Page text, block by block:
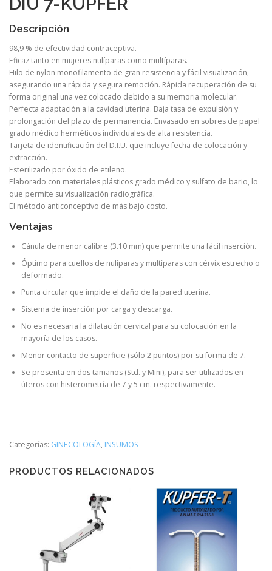
Descripción
98,9 % de efectividad contraceptiva.
Eficaz tanto en mujeres nulíparas como multíparas.
Hilo de nylon monofilamento de gran resistencia y fácil visualización,
asegurando una rápida y segura remoción. Rápida recuperación de su
forma original una vez colocado debido a su memoria molecular.
Perfecta adaptación a la cavidad uterina. Baja tasa de expulsión y
prolongación del plazo de permanencia. Envasado en sobres de papel
grado médico herméticos individuales de alta resistencia.
Tarjeta de identificación del D.I.U. que incluye fecha de colocación y
extracción.
Esterilizado por óxido de etileno.
Elaborado con materiales plásticos grado médico y sulfato de bario, lo
que permite su visualización radiográfica.
El método anticonceptivo de más bajo costo.
Ventajas
Cánula de menor calibre (3.10 mm) que permite una fácil inserción.
Óptimo para cuellos de nulíparas y multíparas con cérvix estrecho o
deformado.
Punta circular que impide el daño de la pared uterina.
Sistema de inserción por carga y descarga.
No es necesaria la dilatación cervical para su colocación en la
mayoría de los casos.
Menor contacto de superficie (sólo 2 puntos) por su forma de 7.
Se presenta en dos tamaños (Std. y Mini), para ser utilizados en
úteros con histerometría de 7 y 5 cm. respectivamente.
Categorías: GINECOLOGÍA, INSUMOS
PRODUCTOS RELACIONADOS